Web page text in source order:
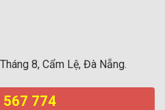
8, Cẩm Lệ, Đà Nẵng.
567 774